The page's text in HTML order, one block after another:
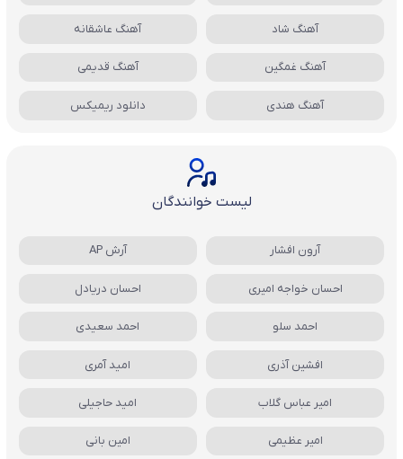
آهنگ شاد آهنگ عاشقانه
آهنگ غمگین آهنگ قدیمی
آهنگ هندی دانلود ریمیکس
لیست خوانندگان
آرون افشار آرش AP
احسان خواجه امیری احسان دریادل
احمد سلو احمد سعیدی
افشین آذری امید آمری
امیر عباس گلاب امید حاجیلی
امیر عظیمی امین بانی